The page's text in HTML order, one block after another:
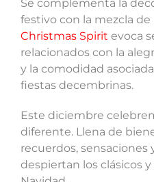
Se complementa la
festivo con la mezcla
Christmas Spirit evoca
relacionados con la
y la comodidad
fiestas decembrinas.
Este diciembre
diferente. Llena de
recuerdos, sensaciones
despiertan los clásicos